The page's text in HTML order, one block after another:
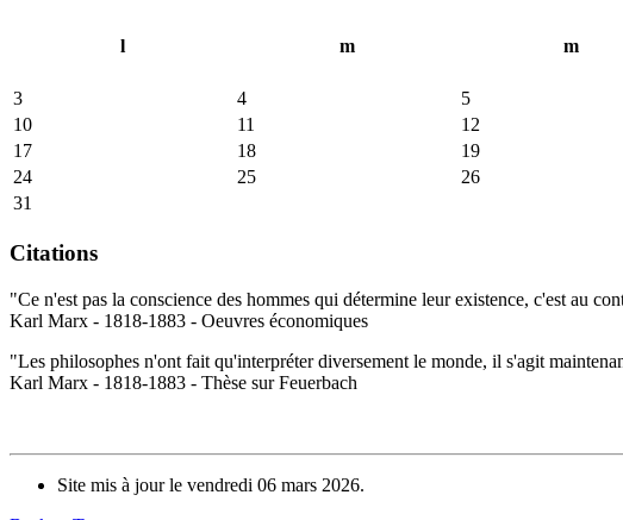
l
m m
3
4 5
10
11 12
17
18 19
24
25 26
31
Citations
"Ce n'est pas la conscience des hommes qui détermine leur existence, c'est au
Karl Marx - 1818-1883 - Oeuvres économiques
"Les philosophes n'ont fait qu'interpréter diversement le monde, il s'agit
Karl Marx - 1818-1883 - Thèse sur Feuerbach
Site mis à jour le vendredi 06 mars 2026.